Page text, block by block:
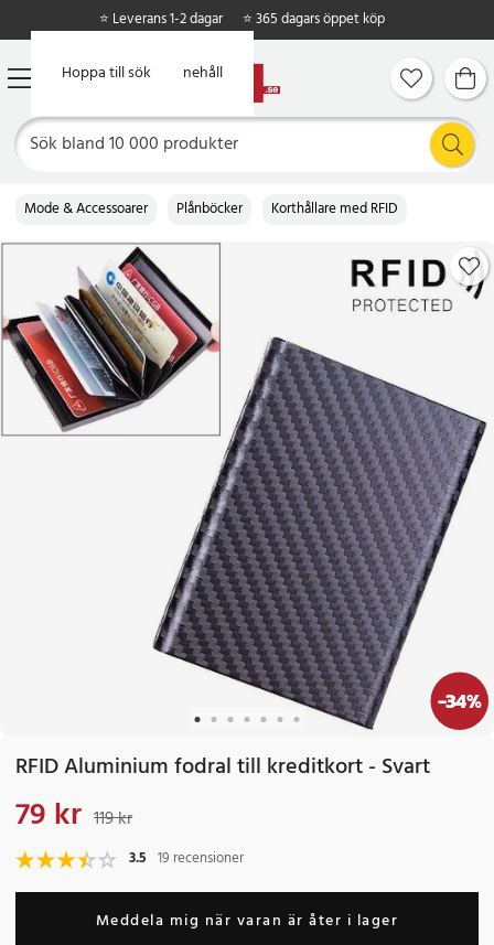
Hoppa till huvudinnehåll
Hoppa till sök
⭐ Leverans 1-2 dagar ⭐ 365 dagars öppet köp
Mode & Accessoarer Plånböcker Korthållare med RFID
-34%
RFID Aluminium fodral till kreditkort - Svart
Nuvarande pris
79 kr 119 kr
3.5 19 recensioner
Meddela mig när varan är åter i lager